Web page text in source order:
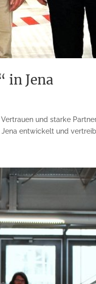
in Jena
und starke
Jena entwickelt und